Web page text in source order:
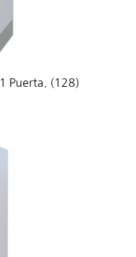
Puerta. (128)